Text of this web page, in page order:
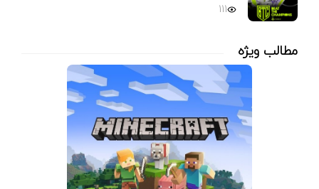
111
مطالب ویژه